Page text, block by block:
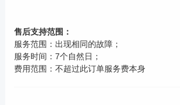
售后支持范围：
服务范围：出现相同的故障；
服务时间：7个自然日；
费用范围：不超过此订单服务费本身